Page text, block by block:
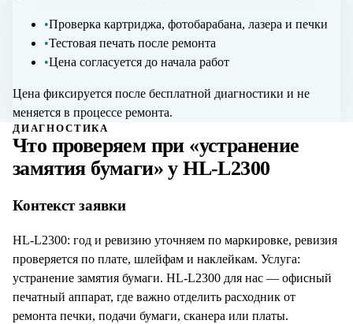
•Проверка картриджа, фотобарабана, лазера и печки
•Тестовая печать после ремонта
•Цена согласуется до начала работ
Цена фиксируется после бесплатной диагностики и не
меняется в процессе ремонта.
ДИАГНОСТИКА
Что проверяем при «устранение
замятия бумаги» уHL-L2300
Контекст заявки
HL-L2300: год и ревизию уточняем по маркировке, ревизия
проверяется по плате, шлейфам и наклейкам. Услуга:
устранение замятия бумаги. HL-L2300 для нас — офисный
печатный аппарат, где важно отделить расходник от
ремонта печки, подачи бумаги, сканера или платы.